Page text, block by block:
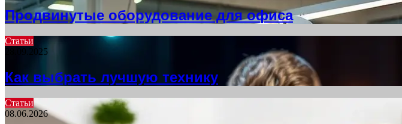
Продвинутые оборудование для офиса
Статьи
28.09.2025
Как выбрать лучшую технику
Статьи
08.06.2026